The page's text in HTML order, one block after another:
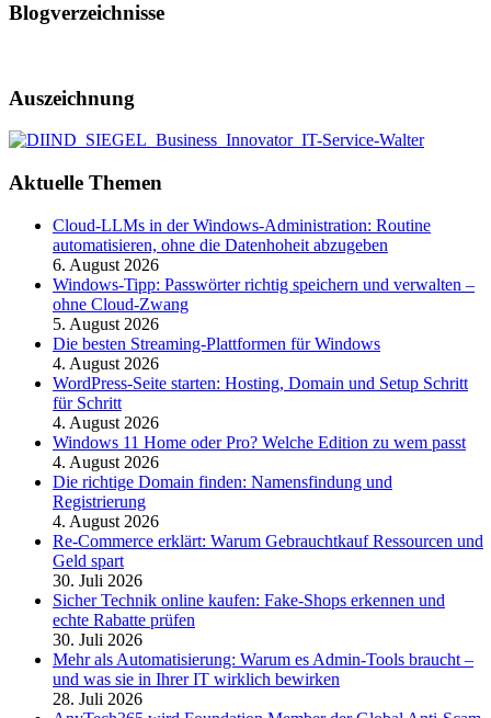
Blogverzeichnisse
Auszeichnung
Aktuelle Themen
Cloud-LLMs in der Windows-Administration: Routine
automatisieren, ohne die Datenhoheit abzugeben
6. August 2026
Windows-Tipp: Passwörter richtig speichern und verwalten –
ohne Cloud-Zwang
5. August 2026
Die besten Streaming-Plattformen für Windows
4. August 2026
WordPress-Seite starten: Hosting, Domain und Setup Schritt
für Schritt
4. August 2026
Windows 11 Home oder Pro? Welche Edition zu wem passt
4. August 2026
Die richtige Domain finden: Namensfindung und
Registrierung
4. August 2026
Re-Commerce erklärt: Warum Gebrauchtkauf Ressourcen und
Geld spart
30. Juli 2026
Sicher Technik online kaufen: Fake-Shops erkennen und
echte Rabatte prüfen
30. Juli 2026
Mehr als Automatisierung: Warum es Admin-Tools braucht –
und was sie in Ihrer IT wirklich bewirken
28. Juli 2026